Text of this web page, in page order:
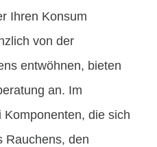
Ihren Konsum
von der
entwöhnen, bieten
an. Im
die sich
Rauchens, den